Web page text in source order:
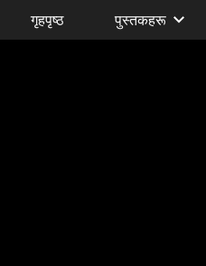
गृहपृष्ठ पुस्तकहरू